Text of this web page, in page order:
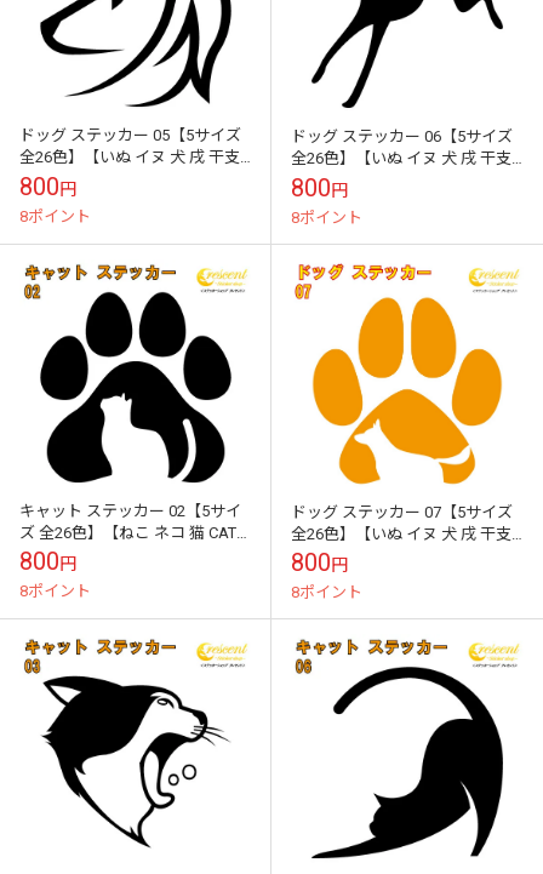
ドッグ ステッカー 05【5サイズ
全26色】【いぬ イヌ 犬 戌 干支
DOG トライバル タトゥー 傷隠
し かわいい 可愛い ...
800円
8ポイント
ドッグ ステッカー 06【5サイズ
全26色】【いぬ イヌ 犬 戌 干支
DOG トライバル タトゥー 傷隠し
かわいい 可愛い ...
800円
8ポイント
キャット ステッカー 02【5サイ
ズ 全26色】【ねこ ネコ 猫 CAT
トライバル タトゥー 傷隠し かわ
いい 可愛い キュート...
800円
8ポイント
ドッグ ステッカー 07【5サイズ
全26色】【いぬ イヌ 犬 戌 干支
DOG トライバル タトゥー 傷隠し
かわいい 可愛い ...
800円
8ポイント